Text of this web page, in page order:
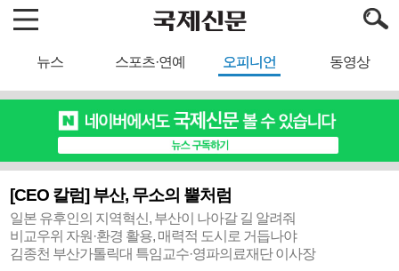
뉴스 스포츠·연예 오피니언 동영상
[CEO 칼럼] 부산, 무소의 뿔처럼
일본 유후인의 지역혁신, 부산이 나아갈 길 알려줘
비교우위 자원·환경 활용, 매력적 도시로 거듭나야
김종천 부산가톨릭대 특임교수·영파의료재단 이사장